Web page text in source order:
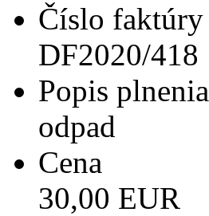
Číslo faktúry
DF2020/418
Popis plnenia
odpad
Cena
30,00 EUR